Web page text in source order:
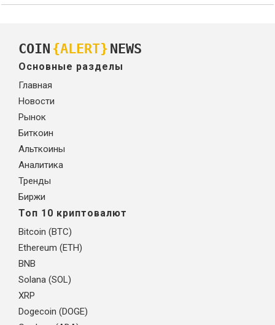
COIN {ALERT} NEWS
Основные разделы
Главная
Новости
Рынок
Биткоин
Альткоины
Аналитика
Тренды
Биржи
Топ 10 криптовалют
Bitcoin (BTC)
Ethereum (ETH)
BNB
Solana (SOL)
XRP
Dogecoin (DOGE)